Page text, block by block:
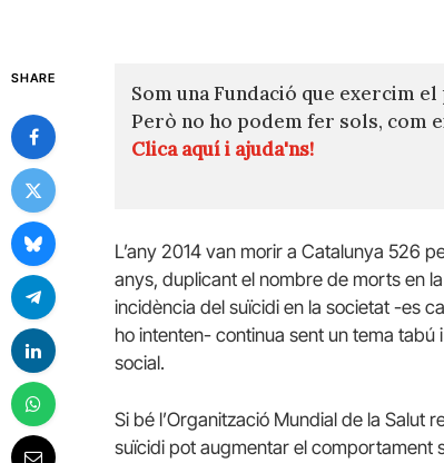
SHARE
Som una Fundació que exercim
Però no ho podem fer sols, com
Clica aquí i ajuda'ns!
L’any 2014 van morir a Catalunya 526
anys, duplicant el nombre de morts en
incidència del suïcidi en la societat -es
ho intenten- continua sent un tema
social.
Si bé l’Organització Mundial de la Salut
suïcidi pot augmentar el comportament